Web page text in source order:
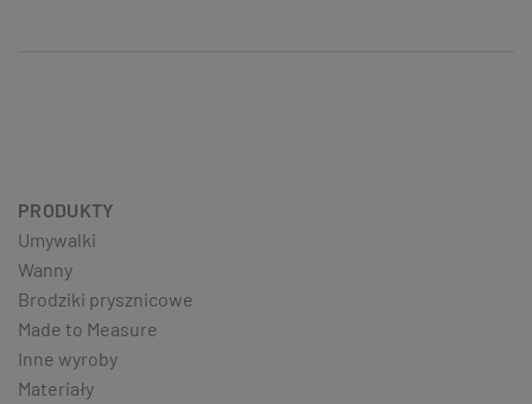
PRODUKTY
Umywalki
Wanny
Brodziki prysznicowe
Made to Measure
Inne wyroby
Materiały